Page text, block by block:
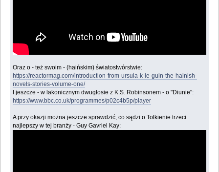
Oraz o - też swoim - (haińskim) światostwórstwie:
https://reactormag.com/introduction-from-ursula-k-le-guin-the-hainish-
novels-stories-volume-one/
I jeszcze - w lakonicznym dwugłosie z K.S. Robinsonem - o "Diunie":
https://www.bbc.co.uk/programmes/p02c4b5p/player
A przy okazji można jeszcze sprawdzić, co sądzi o Tolkienie trzeci
najlepszy w tej branży - Guy Gavriel Kay: